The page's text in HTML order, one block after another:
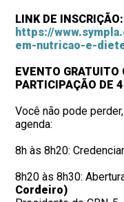
LINK DE INSCRIÇÃO:
https://
em-nutricao-e-
EVENTO GRATUITO
PARTICIPAÇÃO DE
Você não pode
agenda:
8h às 8h20:
8h20 às 8h30:
Cordeiro)